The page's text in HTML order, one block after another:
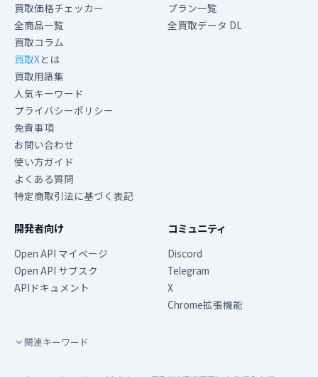
買取価格チェッカー
全商品一覧
買取コラム
買取Xとは
買取用語集
人気キーワード
プライバシーポリシー
免責事項
お問い合わせ
使い方ガイド
よくある質問
特定商取引法に基づく表記
プラン一覧
全買取データ DL
開発者向け
Open API マイページ
Open API サブスク
APIドキュメント
コミュニティ
Discord
Telegram
X
Chrome拡張機能
関連キーワード